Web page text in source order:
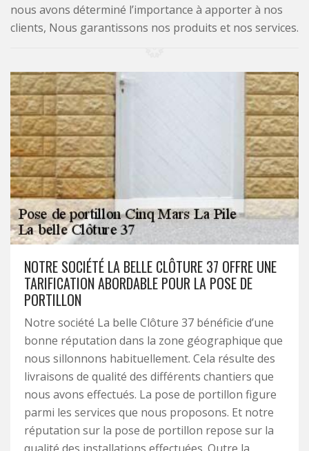
nous avons déterminé l’importance à apporter à nos
clients, Nous garantissons nos produits et nos services.
NOTRE SOCIÉTÉ LA BELLE CLÔTURE 37 OFFRE UNE
TARIFICATION ABORDABLE POUR LA POSE DE
PORTILLON
Notre société La belle Clôture 37 bénéficie d’une
bonne réputation dans la zone géographique que
nous sillonnons habituellement. Cela résulte des
livraisons de qualité des différents chantiers que
nous avons effectués. La pose de portillon figure
parmi les services que nous proposons. Et notre
réputation sur la pose de portillon repose sur la